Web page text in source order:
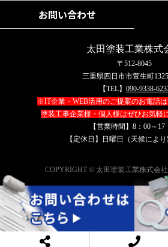
お問い合わせ
太田塗装工業株式
〒512-8045
三重県四日市市萱生町
【TEL】 090-9338-
※IT企業・WEB活用のご提案のお電話は
塗装工事企業様・個人様はぜひお気軽
【営業時間】8：00～17
【定休日】日曜日（天候により
COPYRIGHT © 太田塗装工業株式会社